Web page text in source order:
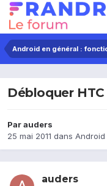
Android en général :
Débloquer
Parauders
25 mai 2011 dans
auders